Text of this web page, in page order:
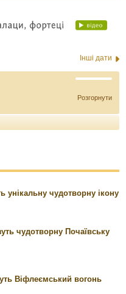
Інші дати
Розгорнути
унікальну чудотворну ікону
чудотворну Почаївську
Віфлеємський вогонь